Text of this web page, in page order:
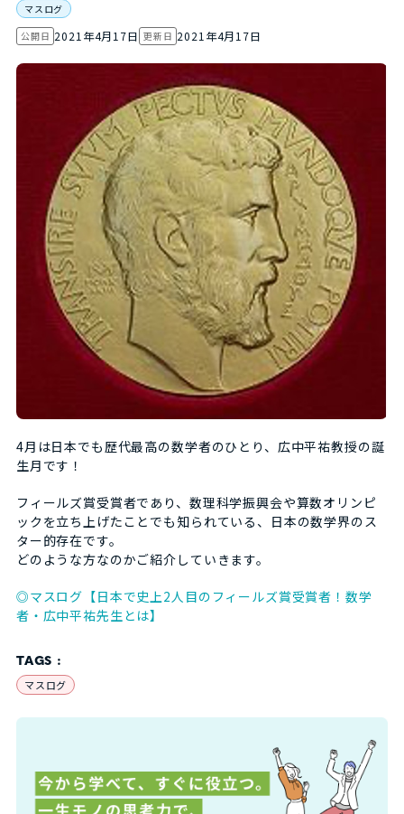
マスログ
公開日 2021年4月17日 更新日 2021年4月17日
4月は日本でも歴代最高の数学者のひとり、広中平祐教授の誕
生月です！
フィールズ賞受賞者であり、数理科学振興会や算数オリンピ
ックを立ち上げたことでも知られている、日本の数学界のス
ター的存在です。
どのような方なのかご紹介していきます。
◎マスログ【日本で史上2人目のフィールズ賞受賞者！数学
者・広中平祐先生とは】
TAGS :
マスログ